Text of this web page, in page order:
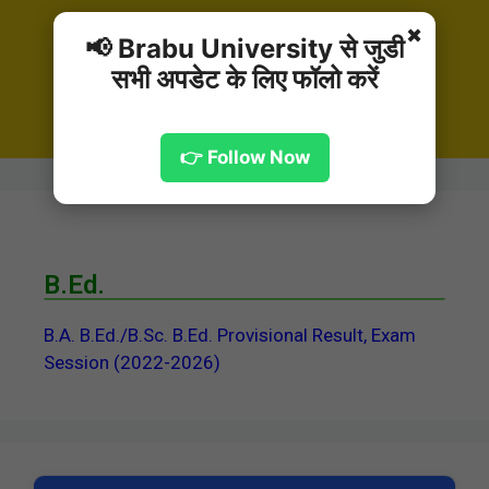
B.Ed.
B.A. B.Ed./B.Sc. B.Ed. Provisional Result, Exam
Session (2022-2026)
✖
📢 Brabu University से जुडी
सभी अपडेट के लिए फॉलो करें
👉 Follow Now